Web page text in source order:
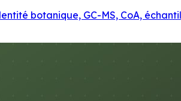
botanique, GC-MS, CoA,